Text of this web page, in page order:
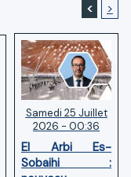
< >
Samedi 25 Juillet
2026 - 00:36
El Arbi Es-
Sobaihi :